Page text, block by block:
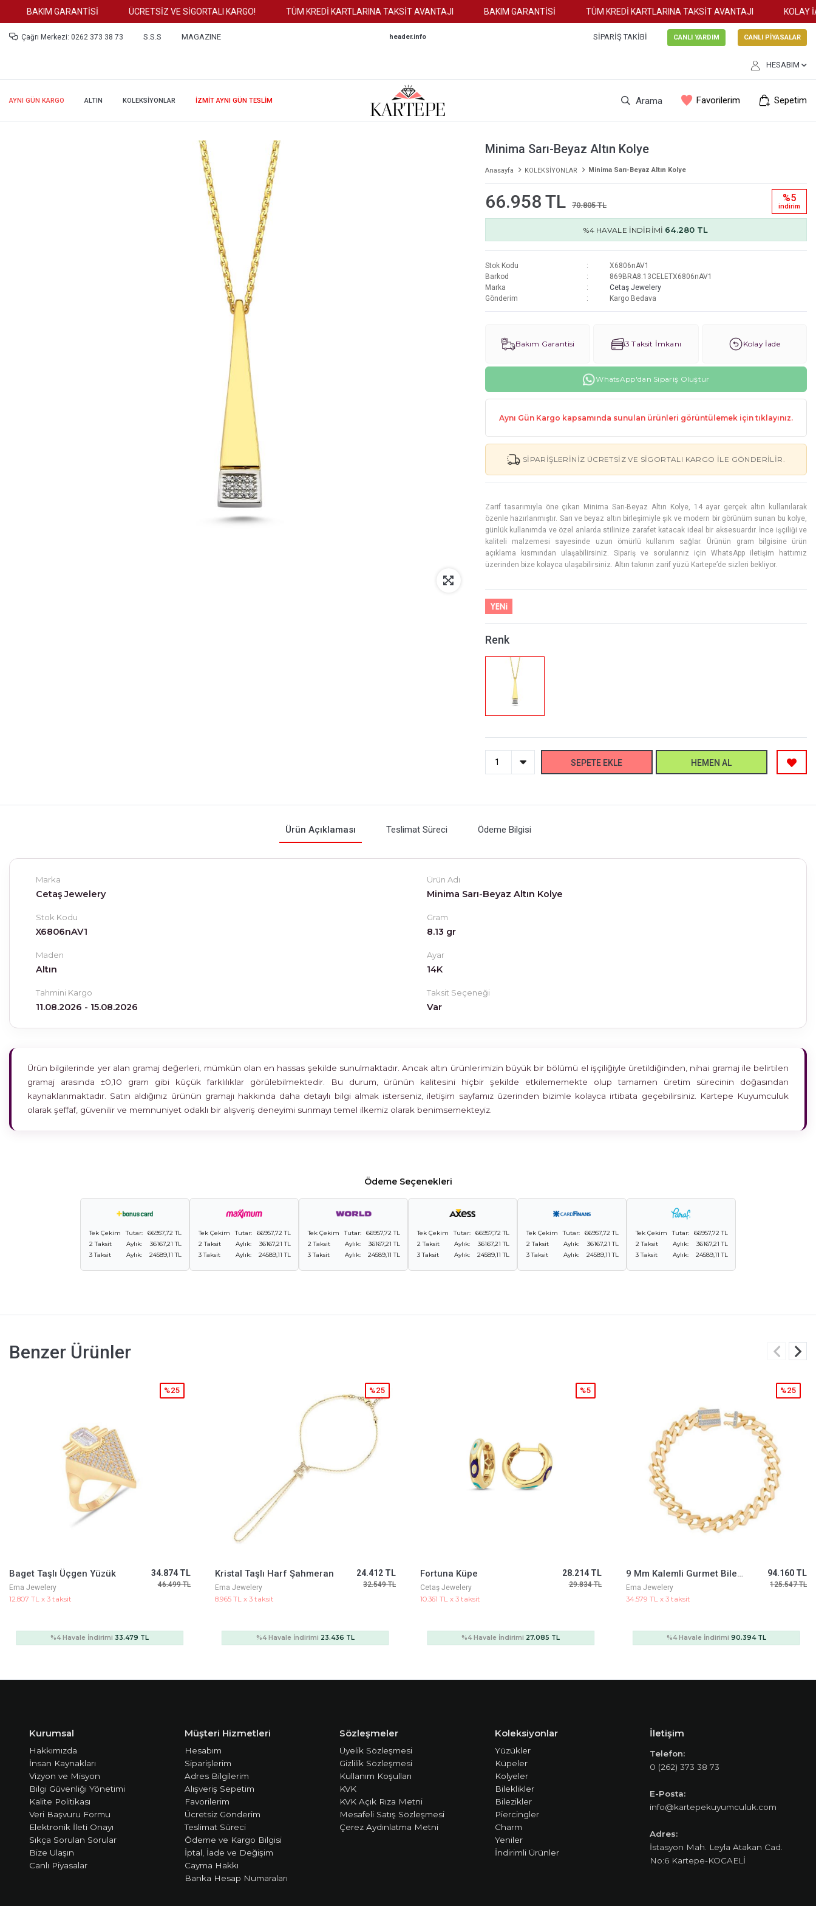
BAKIM GARANTİSİ ÜCRETSİZ VE SİGORTALI KARGO! TÜM KREDİ KARTLARINA TAKSİT AVANTAJI BAKIM GARANTİSİ TÜM KREDİ KARTLARINA TAKSİT AVANTAJI KOLAY
Çağrı Merkezi: 0262 373 38 73 S.S.S MAGAZINE header.info SIPARIŞ TAKIBI CANLI YARDIM CANLI PİYASALAR
HESABIM
AYNI GÜN KARGO ALTIN KOLEKSİYONLAR İZMİT AYNI GÜN TESLİM Arama Favorilerim Sepetim
Minima Sarı-Beyaz Altın Kolye
Anasayfa KOLEKSİYONLAR Minima Sarı-Beyaz Altın Kolye
66.958 TL 70.805 TL
%5
i̇ndi̇ri̇m
%4 HAVALE İNDİRİMİ 64.280 TL
Stok Kodu
X6806nAV1
Barkod
869BRA8.13CELETX6806nAV1
Marka
Cetaş Jewelery
Gönderim
Kargo Bedava
Bakım Garantisi 3 Taksit İmkanı Kolay İade
WhatsApp'dan Sipariş Oluştur
Aynı Gün Kargo kapsamında sunulan ürünleri görüntülemek için tıklayınız.
SIPARIŞLERINIZ ÜCRETSIZ VE SIGORTALI KARGO ILE GÖNDERILIR.
Zarif tasarımıyla öne çıkan Minima Sarı-Beyaz Altın Kolye, 14 ayar gerçek altın kullanılarak
özenle hazırlanmıştır. Sarı ve beyaz altın birleşimiyle şık ve modern bir görünüm sunan bu kolye,
günlük kullanımda ve özel anlarda stilinize zarafet katacak ideal bir aksesuardır. İnce işçiliği ve
kaliteli malzemesi sayesinde uzun ömürlü kullanım sağlar. Ürünün gram bilgisine ürün
açıklama kısmından ulaşabilirsiniz. Sipariş ve sorularınız için WhatsApp iletişim hattımız
üzerinden bize kolayca ulaşabilirsiniz. Altın takının zarif yüzü Kartepe’de sizleri bekliyor.
Renk
SEPETE EKLE HEMEN AL
Ürün Açıklaması Teslimat Süreci Ödeme Bilgisi
Marka
Cetaş Jewelery
Ürün Adı
Minima Sarı-Beyaz Altın Kolye
Stok Kodu
X6806nAV1
Gram
8.13 gr
Maden
Altın
Ayar
14K
Tahmini Kargo
11.08.2026 - 15.08.2026
Taksit Seçeneği
Var
Ürün bilgilerinde yer alan gramaj değerleri, mümkün olan en hassas şekilde sunulmaktadır. Ancak altın ürünlerimizin büyük bir bölümü el işçiliğiyle üretildiğinden, nihai gramaj ile belirtilen
gramaj arasında ±0,10 gram gibi küçük farklılıklar görülebilmektedir. Bu durum, ürünün kalitesini hiçbir şekilde etkilememekte olup tamamen üretim sürecinin doğasından
kaynaklanmaktadır. Satın aldığınız ürünün gramajı hakkında daha detaylı bilgi almak isterseniz, iletişim sayfamız üzerinden bizimle kolayca irtibata geçebilirsiniz. Kartepe Kuyumculuk
olarak şeffaf, güvenilir ve memnuniyet odaklı bir alışveriş deneyimi sunmayı temel ilkemiz olarak benimsemekteyiz.
Ödeme Seçenekleri
Tek Çekim Tutar:
66957,72 TL
2 Taksit
Aylık:
36167,21 TL
3 Taksit
Aylık: 24589,11 TL
Tek Çekim Tutar:
66957,72 TL
2 Taksit
Aylık:
36167,21 TL
3 Taksit
Aylık: 24589,11 TL
Tek Çekim Tutar:
66957,72 TL
2 Taksit
Aylık:
36167,21 TL
3 Taksit
Aylık: 24589,11 TL
Tek Çekim Tutar:
66957,72 TL
2 Taksit
Aylık:
36167,21 TL
3 Taksit
Aylık: 24589,11 TL
Tek Çekim Tutar:
66957,72 TL
2 Taksit
Aylık:
36167,21 TL
3 Taksit
Aylık: 24589,11 TL
Tek Çekim Tutar:
66957,72 TL
2 Taksit
Aylık:
36167,21 TL
3 Taksit
Aylık: 24589,11 TL
Benzer Ürünler
Kristal Taşlı Harf Şahmeran
Ema Jewelery
8.965 TL x 3 taksit
24.412 TL
32.549 TL
%25
%4 Havale İndirimi 23.436 TL
Fortuna Küpe
Cetaş Jewelery
10.361 TL x 3 taksit
28.214 TL
29.834 TL
%5
%4 Havale İndirimi 27.085 TL
Ema Jewelery
34.579 TL x 3 taksit
94.160 TL
125.547 TL
%25
%4 Havale İndirimi 90.394 TL
Siyah Mineli Yıldız Sallantılı Altın Küpe
Ema Jewelery
32.017 TL x 3 taksit
87.185 TL
116.247 TL
%25
%4 Havale İndirimi 83.698 TL
Kurumsal
Hakkımızda
İnsan Kaynakları
Vizyon ve Misyon
Bilgi Güvenliği Yönetimi
Kalite Politikası
Veri Başvuru Formu
Elektronik İleti Onayı
Sıkça Sorulan Sorular
Bize Ulaşın
Canlı Piyasalar
Müşteri Hizmetleri
Hesabım
Siparişlerim
Adres Bilgilerim
Alışveriş Sepetim
Favorilerim
Ücretsiz Gönderim
Teslimat Süreci
Ödeme ve Kargo Bilgisi
İptal, İade ve Değişim
Cayma Hakkı
Banka Hesap Numaraları
Sözleşmeler
Üyelik Sözleşmesi
Gizlilik Sözleşmesi
Kullanım Koşulları
KVK
KVK Açık Rıza Metni
Mesafeli Satış Sözleşmesi
Çerez Aydınlatma Metni
Koleksiyonlar
Yüzükler
Küpeler
Kolyeler
Bileklikler
Bilezikler
Piercingler
Charm
Yeniler
İndirimli Ürünler
İletişim
Telefon:
0 (262) 373 38 73
E-Posta:
info@kartepekuyumculuk.com
Adres:
İstasyon Mah. Leyla Atakan Cad.
No:6 Kartepe-KOCAELİ